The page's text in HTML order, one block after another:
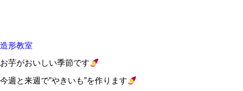
造形教室
お芋がおいしい季節です
今週と来週で”やきいも”を作ります